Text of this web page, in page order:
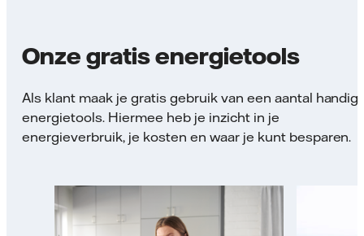
Onze gratis energietools
Als klant maak je gratis gebruik van een aantal
energietools. Hiermee heb je inzicht in je
energieverbruik, je kosten en waar je kunt besparen.